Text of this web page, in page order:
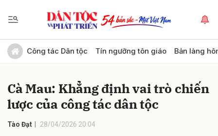
Công tác Dân tộc Tín ngưỡng tôn giáo Bản làng
Cà Mau: Khẳng định vai trò chiến
lược của công tác dân tộc
Tào Đạt 28/04/2026 20:04
Gửi bình luận